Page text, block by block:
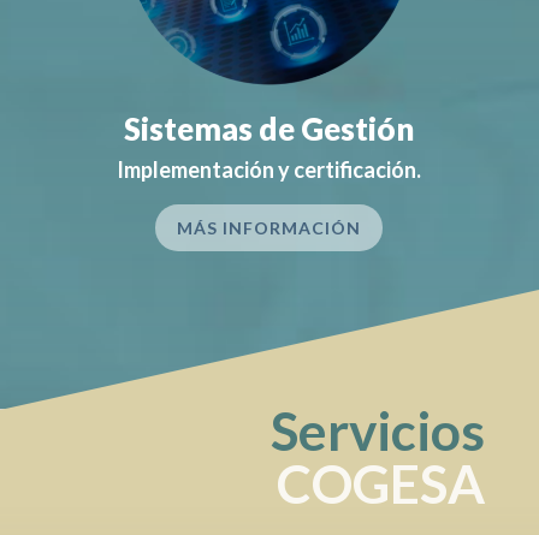
Sistemas de Gestión
Implementación y certificación.
MÁS INFORMACIÓN
Servicios
COGESA